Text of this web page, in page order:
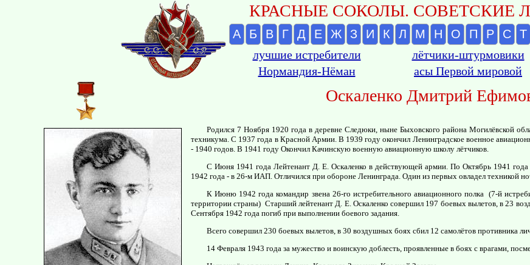
КРАСНЫЕ СОКОЛЫ. СОВЕТСКИЕ
А Б В Г Д Е Ж З И К Л М Н О П Р С Т
лучшие истребители
лётчики-штурмовики
Нормандия-Нёман
асы Первой мировой
Оскаленко Дмитрий
Родился 7 Ноября 1920 года в деревне Следюки, ныне Быховского района Могилёвской
техникума. С 1937 года в Красной Армии. В 1939 году окончил Ленинградское военное
- 1940 годов. В 1941 году Окончил Качинскую военную авиационную школу лётчиков.
С Июня 1941 года Лейтенант Д. Е. Оскаленко в действующей армии. По Октябрь 1941
1942 года - в 26-м ИАП. Отличился при обороне Ленинграда. Один из первых овладел техникой
К Июню 1942 года командир звена 26-го истребительного авиационного полка (7-й
территории страны) Старший лейтенант Д. Е. Оскаленко совершил 197 боевых вылетов, в 23
Сентября 1942 года погиб при выполнении боевого задания.
Всего совершил 230 боевых вылетов, в 30 воздушных боях сбил 12 самолётов противника
14 Февраля 1943 года за мужество и воинскую доблесть, проявленные в боях с врагами,